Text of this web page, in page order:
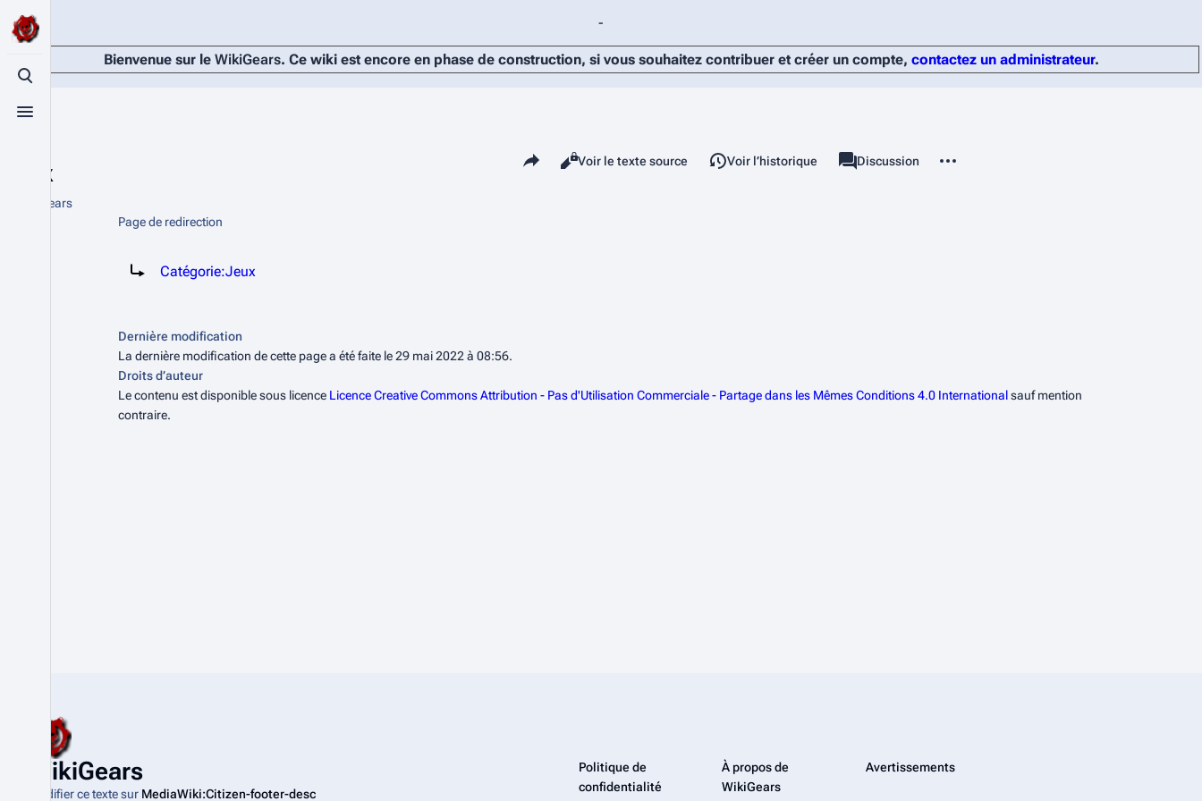
Basculer la recherche
Basculer le menu
-
Bienvenue sur le WikiGears. Ce wiki est encore en phase de construction, si vous souhaitez contribuer et créer un compte, contactez un administrateur.
Jeux
De WikiGears
Partager cette page
Affichages
Lire
Voir le texte source Voir l’historique associated-pages
Page
Discussion
Page de redirection
Catégorie:Jeux
Dernière modification
La dernière modification de cette page a été faite le 29 mai 2022 à 08:56.
Droits d’auteur
Le contenu est disponible sous licence Licence Creative Commons Attribution - Pas d'Utilisation Commerciale - Partage dans les Mêmes Conditions 4.0 Internationalsauf mention
contraire.
WikiGears
Modifier ce texte sur MediaWiki:Citizen-footer-desc
Politique de
confidentialité
À propos de
WikiGears
Avertissements